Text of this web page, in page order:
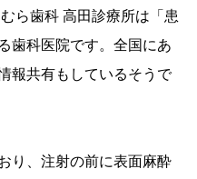
ら歯科 高田診療所は「患
歯科医院です。全国にあ
報共有もしているそうで
り、注射の前に表面麻酔